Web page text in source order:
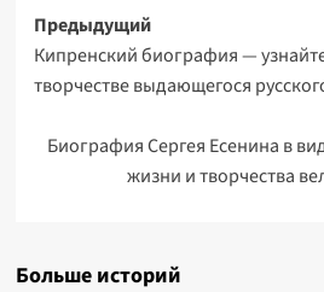
Навигация
записи
Предыдущий
Кипренский биография —
творчестве выдающегося
Биография Сергея Есенина в
жизни и творчества
Больше историй